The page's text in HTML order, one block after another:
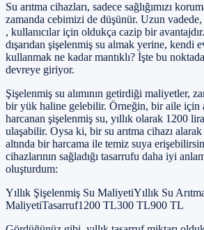
Su arıtma cihazları, sadece sağlığımızı
zamanda cebimizi de düşünür. Uzun
, kullanıcılar için oldukça cazip bir
dışarıdan şişelenmiş su almak yerine, kendi
kullanmak ne kadar mantıklı? İşte bu
devreye giriyor.
Şişelenmiş su alımının getirdiği maliyetler,
bir yük haline gelebilir. Örneğin, bir aile için
harcanan şişelenmiş su, yıllık olarak 1200
ulaşabilir. Oysa ki, bir su arıtma cihazı
altında bir harcama ile temiz suya
cihazlarının sağladığı tasarrufu daha iyi
oluşturdum:
Yıllık Şişelenmiş Su MaliyetiYıllık Su
MaliyetiTasarruf1200 TL300 TL900 TL